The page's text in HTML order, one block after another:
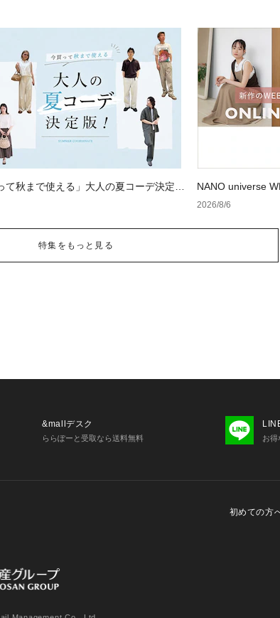
て秋まで使える」大人の夏コーデ決定
別正解スタイルとNGな着こなし
NANO universe
2026/8/6
特集をもっと見る
&mallデスク
ららぽーと受取なら送料無料 お得
初めての方
特
取り扱いについて
三井不動産グループ